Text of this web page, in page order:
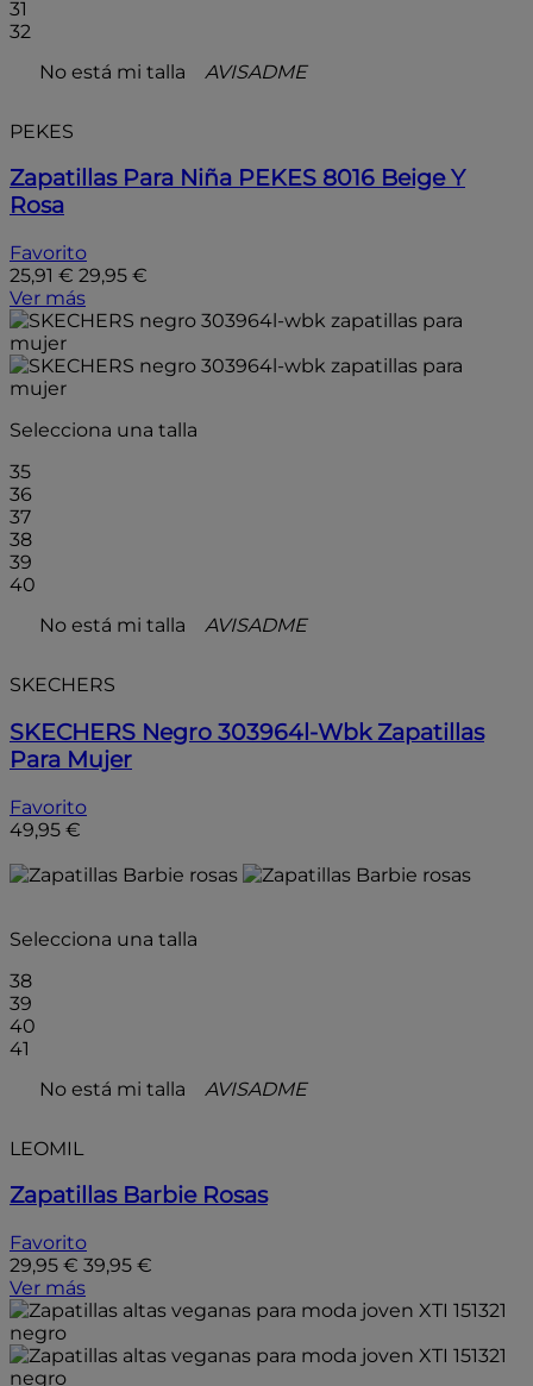
31
32
No está mi talla
AVISADME
PEKES
Zapatillas Para Niña PEKES 8016 Beige Y
Rosa
Favorito
25,91 € 29,95 €
Ver más
Selecciona una talla
35
36
37
38
39
40
No está mi talla
AVISADME
SKECHERS
SKECHERS Negro 303964l-Wbk Zapatillas
Para Mujer
Favorito
49,95 €
Selecciona una talla
38
39
40
41
No está mi talla
AVISADME
LEOMIL
Zapatillas Barbie Rosas
Favorito
29,95 € 39,95 €
Ver más